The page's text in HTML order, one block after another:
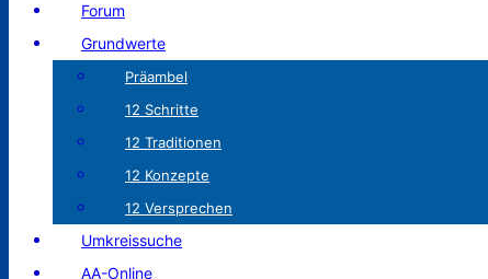
Forum
Grundwerte
Präambel
12 Schritte
12 Traditionen
12 Konzepte
12 Versprechen
Umkreissuche
AA-Online